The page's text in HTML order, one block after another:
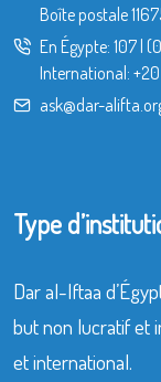
Boîte postale
En Égypte: 107|
International:
ask@dar-
Type
Dar al-Iftaa
but non lucratif et
et international.